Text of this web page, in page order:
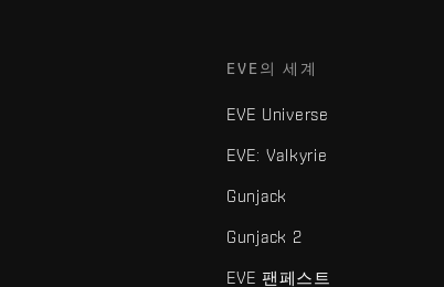
EVE의 세계
EVE Universe
EVE: Valkyrie
Gunjack
Gunjack 2
EVE 팬페스트